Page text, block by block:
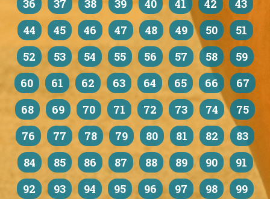
36
37 38 39 40 41 42
43
44
45 46 47 48 49 50
51
52
53 54 55 56 57 58
59
60
61 62 63 64 65 66
67
68
69 70 71 72 73 74
75
76
77 78 79 80 81 82
83
84
85 86 87 88 89 90
91
92
93 94 95 96 97 98
99